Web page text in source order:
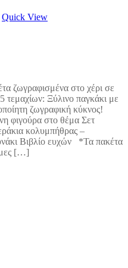
Quick View
ζωγραφισμένα στο χέρι σε
Ξύλινο παγκάκι με
ζωγραφική κύκνος!
φιγούρα στο θέμα Σετ
κολυμπήθρας –
Βιβλίο ευχών *Τα πακέτα
[…]